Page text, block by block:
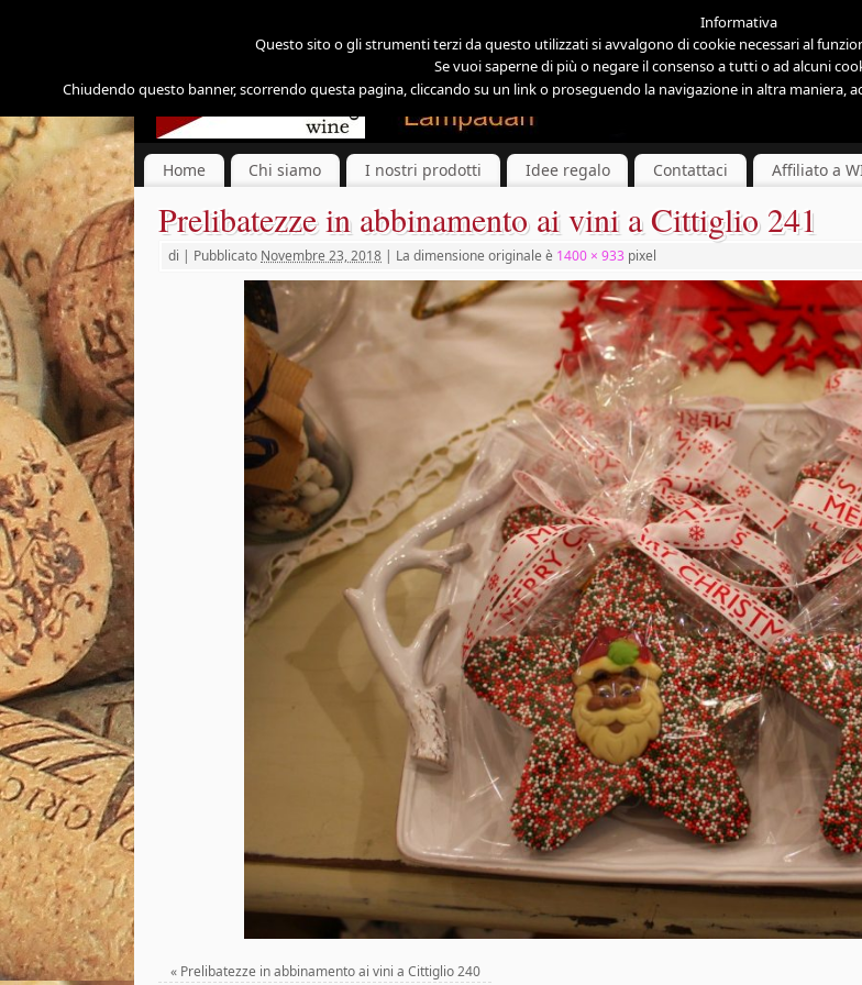
Home Chi siamo I nostri prodotti Idee regalo Contattaci Affiliato a
Prelibatezze in abbinamento ai vini a Cittiglio 241
di | Pubblicato Novembre 23, 2018 | La dimensione originale è 1400 × 933 pixel
« Prelibatezze in abbinamento ai vini a Cittiglio 240
Informativa
Questo sito o gli strumenti terzi da questo utilizzati si avvalgono di cookie necessari al
Se vuoi saperne di più o negare il consenso a tutti o ad alcuni
Chiudendo questo banner, scorrendo questa pagina, cliccando su un link o proseguendo la navigazione in altra maniera,